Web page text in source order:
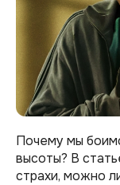
Почему мы
высоты? В
страхи, можно